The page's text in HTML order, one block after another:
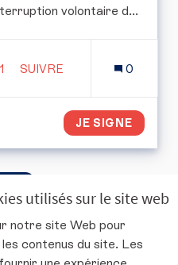
utilisés sur le site web
notre site Web pour
contenus du site. Les
volontaire d...
1 1 ABONNÉ
SUIVRE
0
JE SIGNE